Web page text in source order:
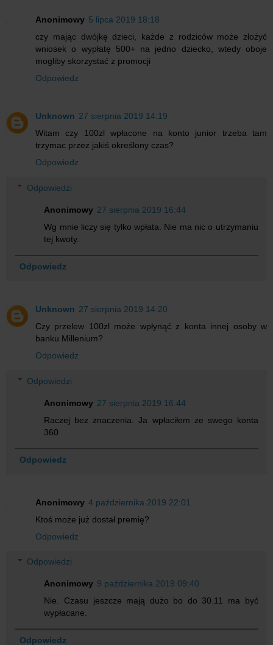
Anonimowy 5 lipca 2019 18:18
czy mając dwójkę dzieci, każde z rodziców może złożyć
wniosek o wypłatę 500+ na jedno dziecko, wtedy oboje
mogliby skorzystać z promocji
Odpowiedz
Unknown 27 sierpnia 2019 14:19
Witam czy 100zl wpłacone na konto junior trzeba tam
trzymac przez jakiś określony czas?
Odpowiedz
Odpowiedzi
Anonimowy 27 sierpnia 2019 16:44
Wg mnie liczy się tylko wpłata. Nie ma nic o utrzymaniu
tej kwoty.
Odpowiedz
Unknown 27 sierpnia 2019 14:20
Czy przelew 100zl może wpłynąć z konta innej osoby w
banku Millenium?
Odpowiedz
Odpowiedzi
Anonimowy 27 sierpnia 2019 16:44
Raczej bez znaczenia. Ja wpłaciłem ze swego konta
360
Odpowiedz
Anonimowy 4 października 2019 22:01
Ktoś może już dostał premię?
Odpowiedz
Odpowiedzi
Anonimowy 9 października 2019 09:40
Nie. Czasu jeszcze mają dużo bo do 30.11 ma być
wypłacane.
Odpowiedz